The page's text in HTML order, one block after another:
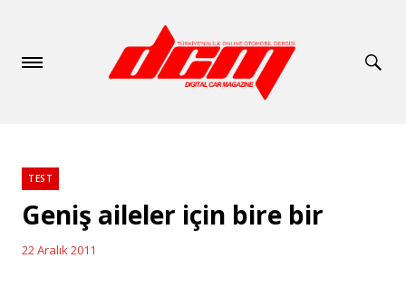
Categories
TEST
Geniş aileler için bire bir
Posted
22 Aralık 2011